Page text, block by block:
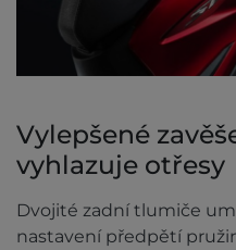
Vylepšené
vyhlazuje otřesy
Dvojité zadní tlumiče
nastavení předpětí